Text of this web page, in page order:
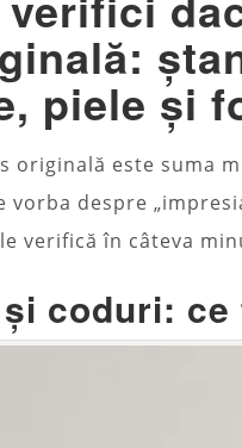
piele și
originală este suma
vorba despre
verifică în câteva
coduri: